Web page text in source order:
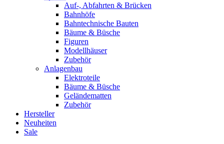
Auf-, Abfahrten & Brücken
Bahnhöfe
Bahntechnische Bauten
Bäume & Büsche
Figuren
Modellhäuser
Zubehör
Anlagenbau
Elektroteile
Bäume & Büsche
Geländematten
Zubehör
Hersteller
Neuheiten
Sale